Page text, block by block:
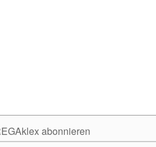
abonnieren